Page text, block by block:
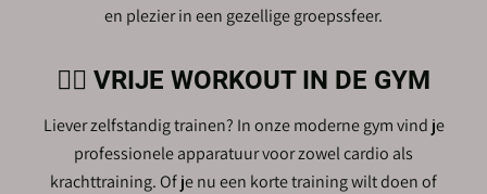
en plezier in een gezellige groepssfeer.
🏋️‍♂️ VRIJE WORKOUT IN DE GYM
Liever zelfstandig trainen? In onze moderne gym vind je
professionele apparatuur voor zowel cardio als
krachttraining. Of je nu een korte training wilt doen of